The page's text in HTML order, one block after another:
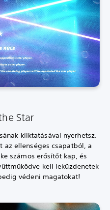
Star
kiiktatásával nyerhetsz.
az ellenséges csapatból, a
számos erősítőt kap, és
kell leküzdenetek
védeni magatokat!